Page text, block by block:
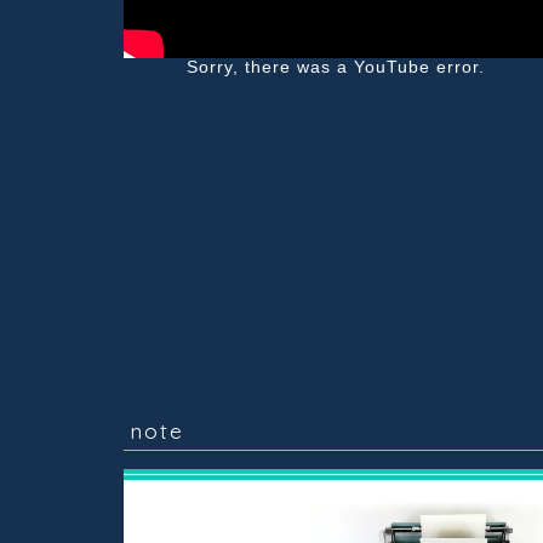
Sorry, there was a YouTube error.
note